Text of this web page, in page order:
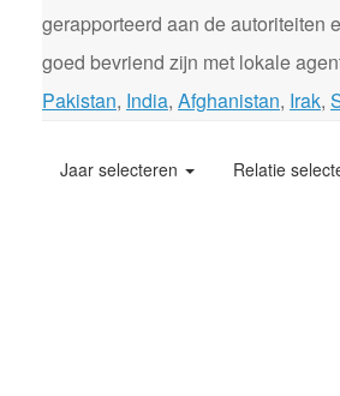
gerapporteerd aan de autoriteiten
goed bevriend zijn met lokale
Pakistan, India, Afghanistan, Irak,